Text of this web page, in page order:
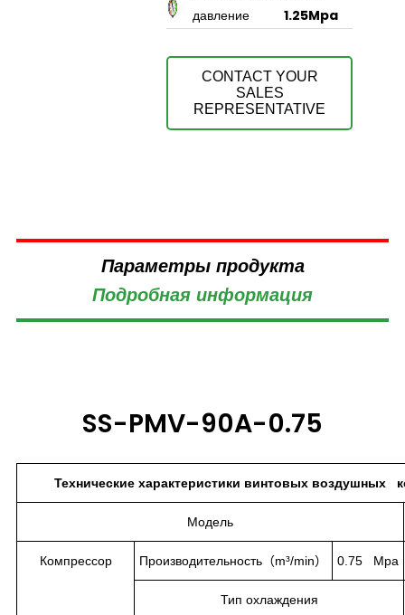
давление
1.25Mpa
CONTACT YOUR
SALES
REPRESENTATIVE
Параметры продукта
Подробная информация
SS-PMV-90A-0.75
Технические характеристики винтовых воздушных
Модель
Компрессор Производительность（m³/min） 0.75 Mpa
Тип охлаждения